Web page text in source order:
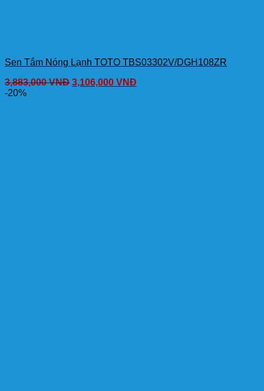
Sen Tắm Nóng Lạnh TOTO TBS03302V/DGH108ZR
3,883,000VNĐ 3,106,000 VNĐ
-20%